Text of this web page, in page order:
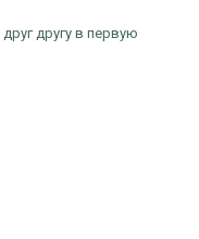
другу в первую